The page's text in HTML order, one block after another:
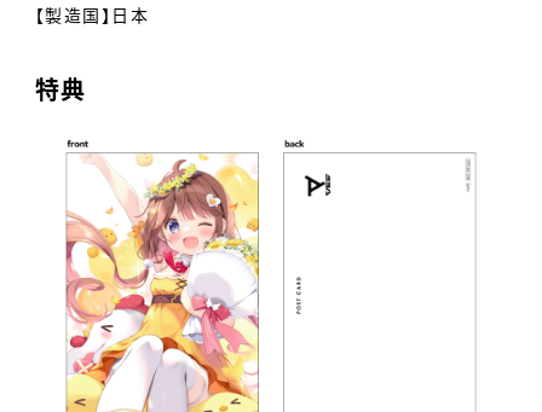
【製造国】日本
特典